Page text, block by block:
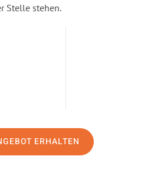
Stelle stehen.
ERHALTEN